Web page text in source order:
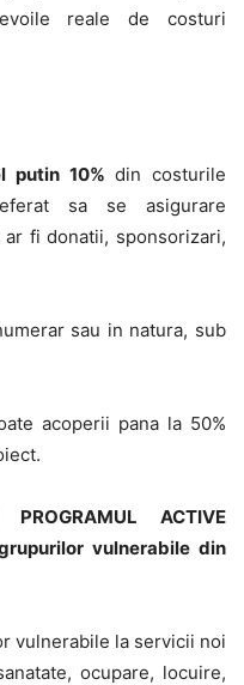
reale de costuri
putin 10% din costurile
sa se asigurare
fi donatii, sponsorizari,
sau in natura, sub
acoperii pana la 50%
ACTIVE
vulnerabile din
vulnerabile la servicii noi
ocupare, locuire,